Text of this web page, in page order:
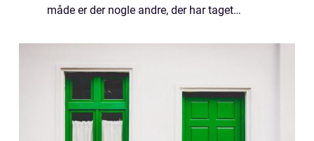
måde er der nogle andre, der har taget
kassen. Dermed er der sørget for, at der